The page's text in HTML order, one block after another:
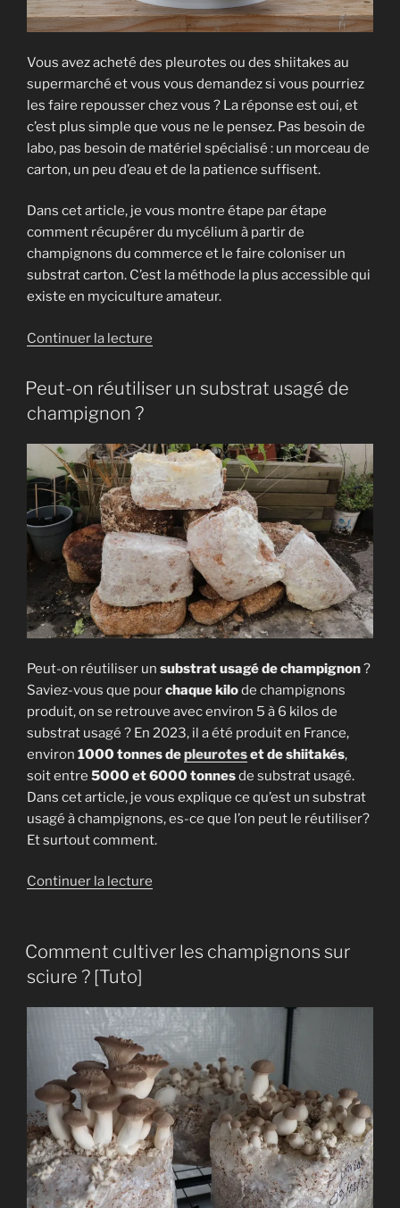
Vous avez acheté des pleurotes ou des shiitakes au
supermarché et vous vous demandez si vous pourriez
les faire repousser chez vous ? La réponse est oui, et
c’est plus simple que vous ne le pensez. Pas besoin de
labo, pas besoin de matériel spécialisé : un morceau de
carton, un peu d’eau et de la patience suffisent.
Dans cet article, je vous montre étape par étape
comment récupérer du mycélium à partir de
champignons du commerce et le faire coloniser un
substrat carton. C’est la méthode la plus accessible qui
existe en myciculture amateur.
Continuer la lecture
du
Supermarché
[Tuto
Facile] »
Peut-on réutiliser un substrat usagé de
champignon ?
Peut-on réutiliser un substrat usagé de champignon?
Saviez-vous que pourchaque kilode champignons
produit, on se retrouve avec environ 5 à 6 kilos de
substrat usagé ? En 2023, il a été produit en France,
environ 1000 tonnes depleuroteset de shiitakés,
soit entre 5000 et 6000 tonnesde substrat usagé.
Dans cet article, je vous explique ce qu’est un substrat
usagé à champignons, es-ce que l’on peut le réutiliser?
Et surtout comment.
Continuer la lecture
réutiliser
usagé
de
champignon
? »
Comment cultiver les champignons sur
sciure ? [Tuto]